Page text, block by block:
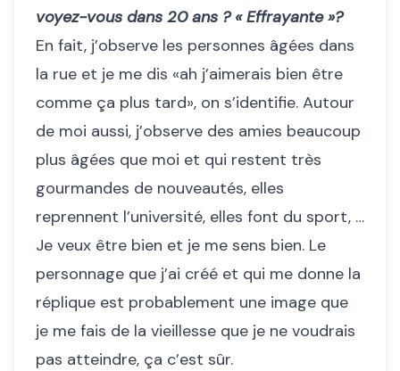
voyez-vous dans 20 ans ? « Effrayante »?
En fait, j’observe les personnes âgées dans
la rue et je me dis «ah j’aimerais bien être
comme ça plus tard», on s’identifie. Autour
de moi aussi, j’observe des amies beaucoup
plus âgées que moi et qui restent très
gourmandes de nouveautés, elles
reprennent l’université, elles font du sport, …
Je veux être bien et je me sens bien. Le
personnage que j’ai créé et qui me donne la
réplique est probablement une image que
je me fais de la vieillesse que je ne voudrais
pas atteindre, ça c’est sûr.